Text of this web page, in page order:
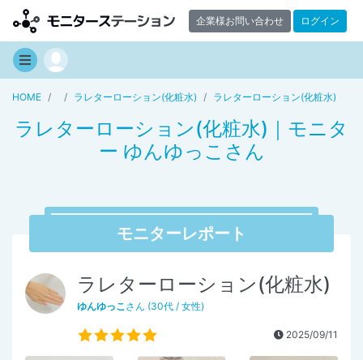
企業様お問い合わせ ログイン
HOME ラレターローション(化粧水) ラレターローション(化粧水)
ラレターローション(化粧水)｜モニタ
ー ゆんゆっこさん
モニターレポート
ラレターローション(化粧水)
ゆんゆっこさん (30代 / 女性)
2025/09/11